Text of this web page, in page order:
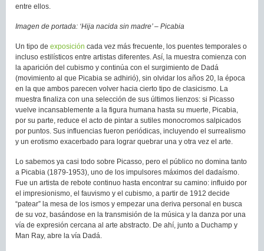
entre ellos.
Imagen de portada: ‘Hija nacida sin madre’ – Picabia
Un tipo de exposición cada vez más frecuente, los puentes temporales o
incluso estilísticos entre artistas diferentes. Así, la muestra comienza con
la aparición del cubismo y continúa con el surgimiento de Dadá
(movimiento al que Picabia se adhirió), sin olvidar los años 20, la época
en la que ambos parecen volver hacia cierto tipo de clasicismo. La
muestra finaliza con una selección de sus últimos lienzos: si Picasso
vuelve incansablemente a la figura humana hasta su muerte, Picabia,
por su parte, reduce el acto de pintar a sutiles monocromos salpicados
por puntos. Sus influencias fueron periódicas, incluyendo el surrealismo
y un erotismo exacerbado para lograr quebrar una y otra vez el arte.
Lo sabemos ya casi todo sobre Picasso, pero el público no domina tanto
a Picabia (1879-1953), uno de los impulsores máximos del dadaísmo.
Fue un artista de rebote continuo hasta encontrar su camino: influido por
el impresionismo, el fauvismo y el cubismo, a partir de 1912 decide
“patear” la mesa de los ismos y empezar una deriva personal en busca
de su voz, basándose en la transmisión de la música y la danza por una
vía de expresión cercana al arte abstracto. De ahí, junto a Duchamp y
Man Ray, abre la vía Dadá.